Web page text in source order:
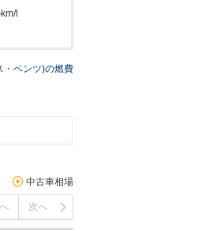
km/l
・ベンツ)の燃費
中古車相場
次へ